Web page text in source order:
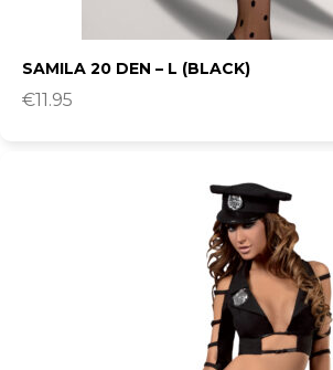
SAMILA 20 DEN – L (BLACK)
€11.95